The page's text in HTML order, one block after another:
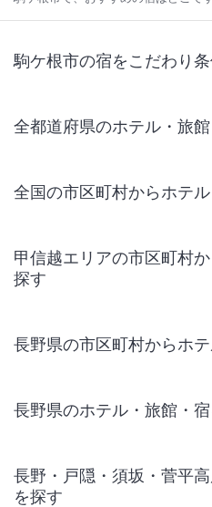
駒ケ根市の宿をこだわり
全都道府県のホテル・旅
全国の市区町村からホテ
甲信越エリアの市区町村
探す
長野県の市区町村からホ
長野県のホテル・旅館・
長野・戸隠・須坂・菅平
を探す